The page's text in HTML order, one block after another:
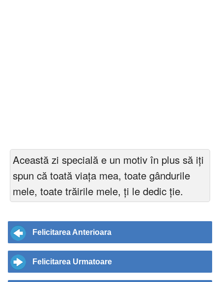
Această zi specială e un motiv în plus să iți
spun că toată viața mea, toate gândurile
mele, toate trăirile mele, ți le dedic ție.
Felicitarea Anterioara
Felicitarea Urmatoare